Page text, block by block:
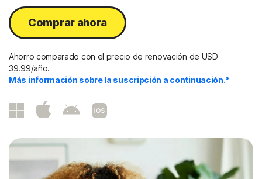
Comprar ahora
Ahorro comparado con el precio de renovación de USD
39.99/año.
Más información sobre la suscripción a continuación.*